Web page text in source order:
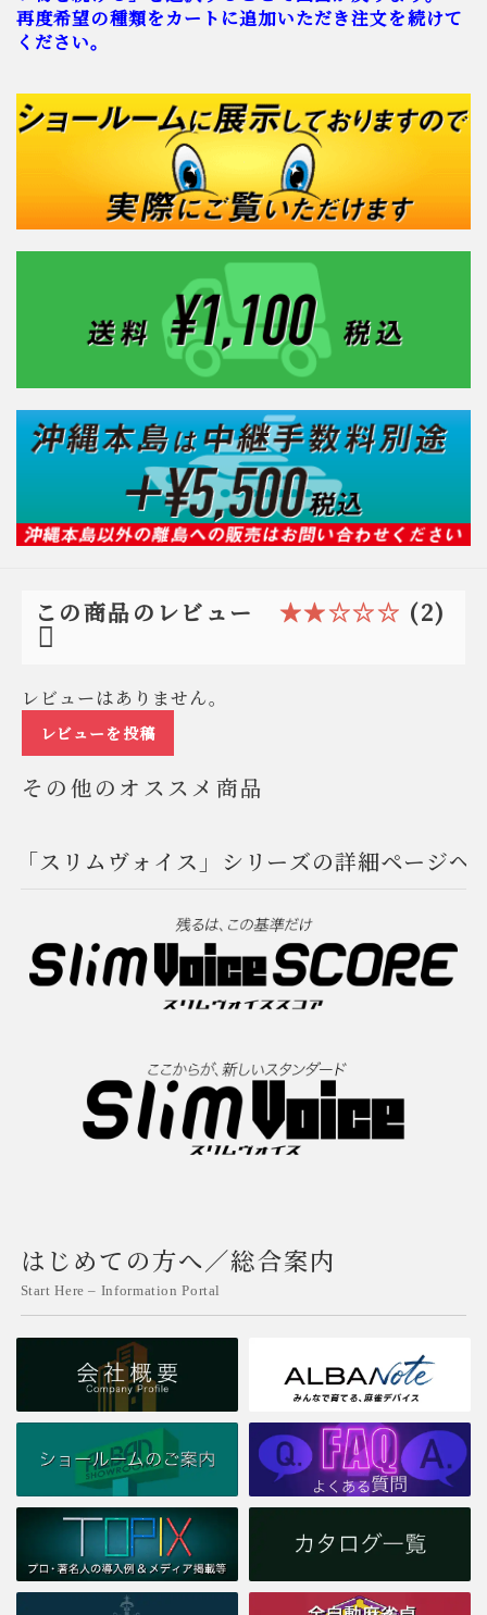
再度希望の種類をカートに追加いただき注文を続けて
ください。
この商品のレビュー ★★☆☆☆ (2)
レビューはありません。
レビューを投稿
その他のオススメ商品
「スリムヴォイス」シリーズの詳細ページへ
はじめての方へ／総合案内
Start Here – Information Portal